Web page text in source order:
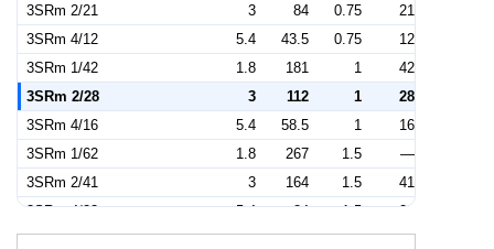
3SRm 2/21
3 84 0.75
21
3SRm 4/12
5.4 43.5 0.75
12
3SRm 1/42
1.8 181 1
42
3SRm 2/28
3 112 1
28
3SRm 4/16
5.4 58.5 1
16
3SRm 1/62
1.8 267 1.5
—
3SRm 2/41
3 164 1.5
41
3SRm 4/23
5.4 84 1.5
23
3SRm 2/15
3 60 —
15